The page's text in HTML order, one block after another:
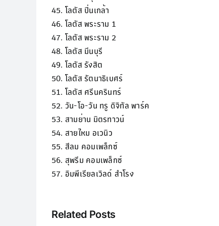
45. โลตัส ปิ่นเกล้า
46. โลตัส พระราม 1
47. โลตัส พระราม 2
48. โลตัส มีนบุรี
49. โลตัส รังสิต
50. โลตัส รัตนาธิเบศร์
51. โลตัส ศรีนครินทร์
52. วัน-โอ-วัน ทรู ดิจิทัล พาร์ค
53. สามย่าน มิตรทาวน์
54. สายไหม อเวนิว
55. สีลม คอมเพล็กซ์
56. สุพรีม คอมเพล็กซ์
57. อิมพีเรียลเวิลด์ สำโรง
Related Posts